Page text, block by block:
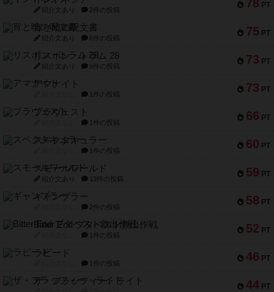
78 PT
紹介文あり 2件の投稿
75 PT
宵と暁の呪文書
紹介文あり 8件の投稿
73 PT
リスボン・トラム 28
紹介文あり 9件の投稿
73 PT
アマナイト
1件の投稿
66 PT
ブラヴェスト
1件の投稿
60 PT
スペクタキュラー
1件の投稿
59 PT
スモールワールド
紹介文あり 13件の投稿
58 PT
ギャンブラー
2件の投稿
52 PT
Bitter End ブタペスト救出作戦
1件の投稿
46 PT
ラピード
1件の投稿
44 PT
ザ・フラッフィー・ライト